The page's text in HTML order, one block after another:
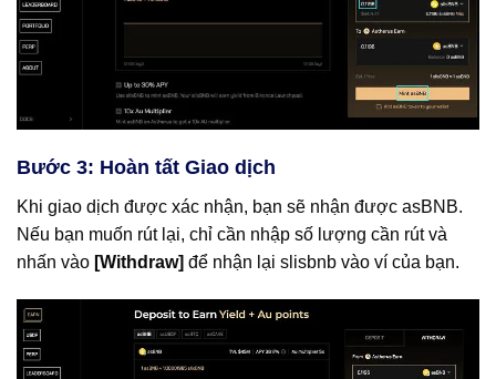
Bước 3: Hoàn tất Giao dịch
Khi giao dịch được xác nhận, bạn sẽ nhận được asBNB.
Nếu bạn muốn rút lại, chỉ cần nhập số lượng cần rút và
nhấn vào [Withdraw] để nhận lại slisbnb vào ví của bạn.